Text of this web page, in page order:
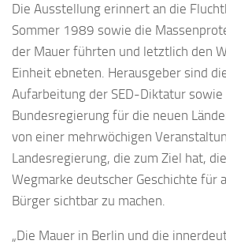
Die Ausstellung erinnert an die
Sommer 1989 sowie die
der Mauer führten und letztlich den
Einheit ebneten. Herausgeber sind
Aufarbeitung der SED-Diktatur
Bundesregierung für die neuen
von einer mehrwöchigen
Landesregierung, die zum Ziel hat,
Wegmarke deutscher Geschichte für
Bürger sichtbar zu machen.
„Die Mauer in Berlin und die